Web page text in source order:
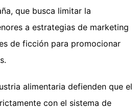
que busca limitar la
a estrategias de marketing
de ficción para promocionar
alimentaria defienden que el
con el sistema de